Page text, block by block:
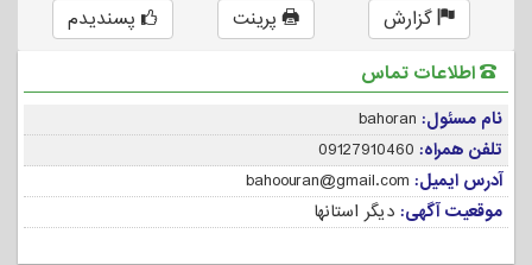
گزارش پرینت
پسندیدم
اطلاعات تماس
نام مسئول: bahoran
تلفن همراه: 09127910460
آدرس ایمیل: bahoouran@gmail.com
موقعیت آگهی: دیگر استانها